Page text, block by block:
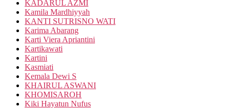
KADARUL AZMI
Kamila Mardhiyyah
KANTI SUTRISNO WATI
Karima Abarang
Karti Viera Apriantini
Kartikawati
Kartini
Kasmiati
Kemala Dewi S
KHAIRUL ASWANI
KHOMISAROH
Kiki Hayatun Nufus